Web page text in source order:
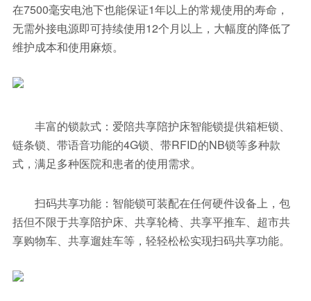
在7500毫安电池下也能保证1年以上的常规使用的寿命，
无需外接电源即可持续使用12个月以上，大幅度的降低了
维护成本和使用麻烦。
丰富的锁款式：爱陪共享陪护床智能锁提供箱柜锁、
链条锁、带语音功能的4G锁、带RFID的NB锁等多种款
式，满足多种医院和患者的使用需求。
扫码共享功能：智能锁可装配在任何硬件设备上，包
括但不限于共享陪护床、共享轮椅、共享平推车、超市共
享购物车、共享遛娃车等，轻轻松松实现扫码共享功能。